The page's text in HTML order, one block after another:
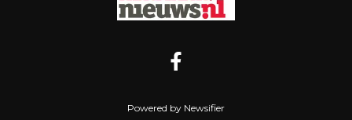
Powered by Newsifier